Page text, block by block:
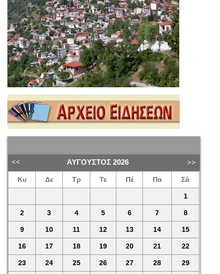
ΑΎΓΟΥΣΤΟΣ 2026
Κυ Δε Τρ Τε Πέ Πα Σά
1
2 3 4 5 6 7 8
9 10 11 12 13 14 15
16 17 18 19 20 21 22
23 24 25 26 27 28 29